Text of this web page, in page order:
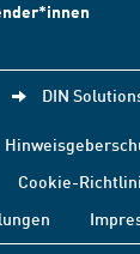
DIN
Cookie-